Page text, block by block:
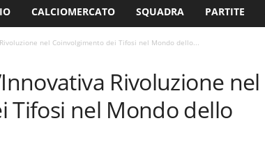
CALCIOMERCATO SQUADRA PARTITE
nel Coinvolgimento dei Tifosi nel Mondo dello...
Rivoluzione nel
Tifosi nel Mondo dello